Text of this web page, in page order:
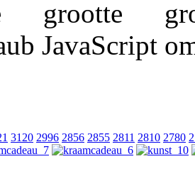
JavaScript
3120 2996 2856 2855 2811 2810 2780